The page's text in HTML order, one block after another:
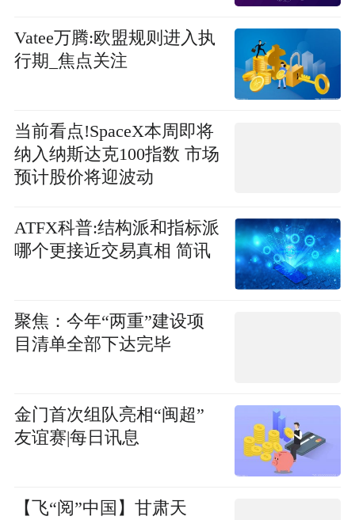
Vatee万腾:欧盟规则进入执
行期_焦点关注
当前看点!SpaceX本周即将
纳入纳斯达克100指数 市场
预计股价将迎波动
ATFX科普:结构派和指标派
哪个更接近交易真相 简讯
聚焦：今年“两重”建设项
目清单全部下达完毕
金门首次组队亮相“闽超”
友谊赛|每日讯息
【飞“阅”中国】甘肃天